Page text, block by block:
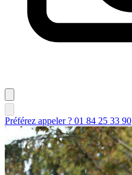
Préférez appeler ? 01 84 25 33 90